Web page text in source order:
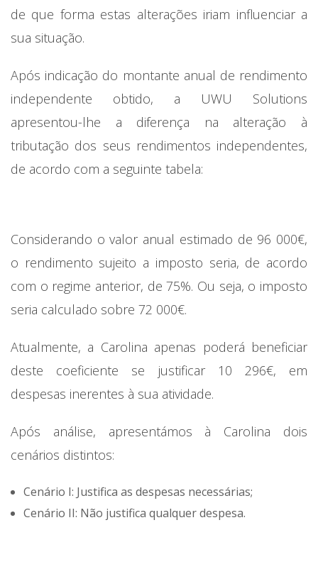
de que forma estas alterações iriam influenciar a
sua situação.
Após indicação do montante anual de rendimento
independente obtido, a UWU Solutions
apresentou-lhe a diferença na alteração à
tributação dos seus rendimentos independentes,
de acordo com a seguinte tabela:
Considerando o valor anual estimado de 96 000€,
o rendimento sujeito a imposto seria, de acordo
com o regime anterior, de 75%. Ou seja, o imposto
seria calculado sobre 72 000€.
Atualmente, a Carolina apenas poderá beneficiar
deste coeficiente se justificar 10 296€, em
despesas inerentes à sua atividade.
Após análise, apresentámos à Carolina dois
cenários distintos:
Cenário I: Justifica as despesas necessárias;
Cenário II: Não justifica qualquer despesa.